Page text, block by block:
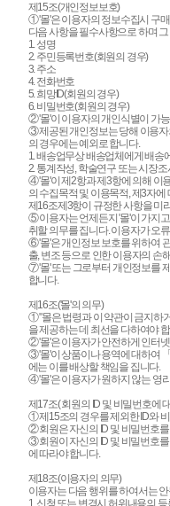
제15조(개인정보보호)
① '몰'은 이용자의 정보수집시 구
다음 사항을 필수사항으로 하며
1. 성명
2. 주민등록번호(회원의 경우)
3. 주소
4. 전화번호
5. 희망ID(회원의 경우)
6. 비밀번호(회원의 경우)
② '몰'이 이용자의 개인식별이 가
③ 제공된 개인정보는 당해 이용자
의 경우에는 예외로 합니다.
1. 배송업무상 배송업체에게 배송
2. 통계작성, 학술연구 또는 시장
④ '몰'이 제2항과 제3항에 의해 이
의 수집목적 및 이용목적, 제3자
제16조제3항이 규정한 사항을 미
⑤ 이용자는 언제든지 '몰'이 가지
취할 의무를 집니다. 이용자가 오
⑥ '몰'은 개인정보 보호를 위하여
출, 변조 등으로 인한 이용자의 손
⑦ '몰' 또는 그로부터 개인정보를
합니다.
제16조('몰'의 의무)
① "몰은 법령과 이 약관이 금지하
을 제공하는 데 최선을 다하여야
② '몰'은 이용자가 안전하게 인터
③ '몰'이 상품이나 용역에 대하여
에는 이를 배상할 책임을 집니다.
④ '몰'은 이용자가 원하지 않는 영
제17조( 회원의 ID 및 비밀번호에
① 제15조의 경우를 제외한 ID와
② 회원은 자신의 ID 및 비밀번호
③ 회원이 자신의 ID 및 비밀번호
에 따라야 합니다.
제18조(이용자의 의무)
이용자는 다음 행위를 하여서는
1. 신청 또는 변경시 허위내용의 등